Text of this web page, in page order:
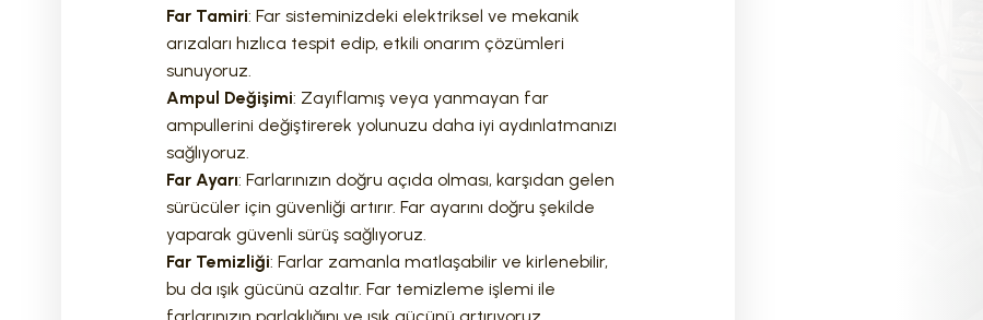
Far Tamiri: Far sisteminizdeki elektriksel ve mekanik
arızaları hızlıca tespit edip, etkili onarım çözümleri
sunuyoruz.
Ampul Değişimi: Zayıflamış veya yanmayan far
ampullerini değiştirerek yolunuzu daha iyi aydınlatmanızı
sağlıyoruz.
Far Ayarı: Farlarınızın doğru açıda olması, karşıdan gelen
sürücüler için güvenliği artırır. Far ayarını doğru şekilde
yaparak güvenli sürüş sağlıyoruz.
Far Temizliği: Farlar zamanla matlaşabilir ve kirlenebilir,
bu da ışık gücünü azaltır. Far temizleme işlemi ile